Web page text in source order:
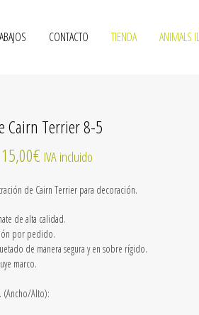
CONTACTO TIENDA ANIMALS
Cairn Terrier 8-5
15,00€ IVA incluido
de Cairn Terrier para decoración.
de alta calidad.
por pedido.
de manera segura y en sobre rígido.
marco.
(Ancho/Alto):